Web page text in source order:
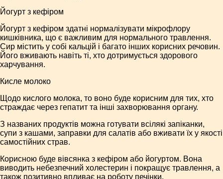
Йогурт з кефіром
Йогурт з кефіром здатні нормалізувати мікрофлору
кишківника, що є важливим для нормального травлення.
Сир містить у собі кальцій і багато інших корисних речовин.
Його вживають навіть ті, хто дотримується здорового
харчування.
Кисле молоко
Щодо кислого молока, то воно буде корисним для тих, хто
страждає через гепатит та інші захворювання органу.
З названих продуктів можна готувати всілякі запіканки,
супи з кашами, заправки для салатів або вживати їх у якості
самостійних страв.
Корисною буде вівсянка з кефіром або йогуртом. Вона
виводить небезпечний холестерин і покращує травлення, а
також позитивно впливає на роботу печінки.